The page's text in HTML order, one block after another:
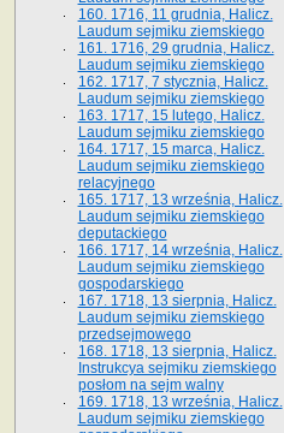
160. 1716, 11 grudnia, Halicz.
Laudum sejmiku ziemskiego
161. 1716, 29 grudnia, Halicz.
Laudum sejmiku ziemskiego
162. 1717, 7 stycznia, Halicz.
Laudum sejmiku ziemskiego
163. 1717, 15 lutego, Halicz.
Laudum sejmiku ziemskiego
164. 1717, 15 marca, Halicz.
Laudum sejmiku ziemskiego
relacyjnego
165. 1717, 13 września, Halicz.
Laudum sejmiku ziemskiego
deputackiego
166. 1717, 14 września, Halicz.
Laudum sejmiku ziemskiego
gospodarskiego
167. 1718, 13 sierpnia, Halicz.
Laudum sejmiku ziemskiego
przedsejmowego
168. 1718, 13 sierpnia, Halicz.
Instrukcya sejmiku ziemskiego
posłom na sejm walny
169. 1718, 13 września, Halicz.
Laudum sejmiku ziemskiego